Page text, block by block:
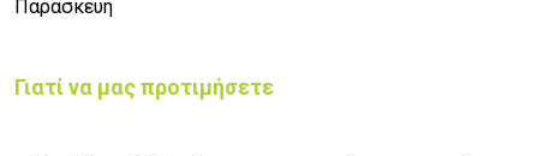
Παρασκευή
Γιατί να μας προτιμήσετε